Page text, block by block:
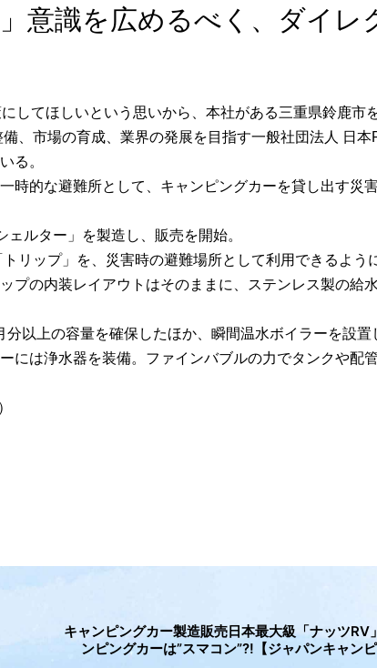
意識を広めるべく、ダイレ
してほしいという思いから、本社がある三重県鈴鹿市
、市場の育成、業界の発展を目指す一般社団法人 日本
る。
的な避難所として、キャンピングカーを貸し出す災
ルター」を製造し、販売を開始。
リップ」を、災害時の避難場所として利用できるよう
プの内装レイアウトはそのままに、ステンレス製の給
以上の容量を確保したほか、瞬間温水ボイラーを設
は浄水器を装備。ファインバブルの力でタンクや配
キャンピングカー製造販売日本最大級「ナッツRV
ンピングカーは”スマコン”?!【ジャパンキャン